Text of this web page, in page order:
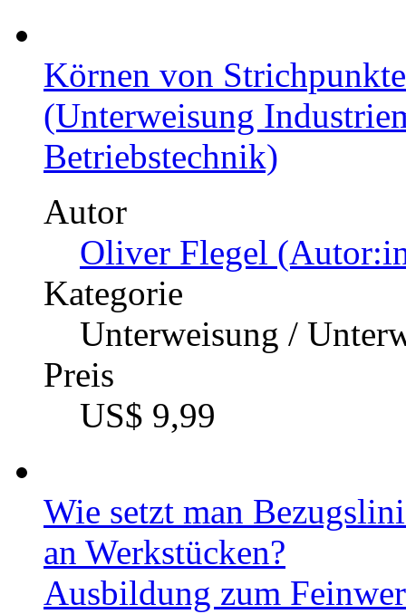
Körnen von
(Unterweisung
Betriebstechnik)
Autor
Oliver Flegel
Kategorie
Unterweisung /
Preis
US$ 9,99
Wie setzt man
an Werkstücken?
Ausbildung zum